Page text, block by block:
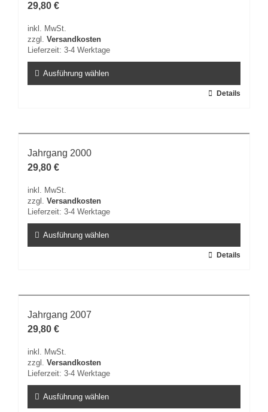
29,80 €
inkl. MwSt.
zzgl. Versandkosten
Lieferzeit: 3-4 Werktage
Ausführung wählen
mehrere
auf.
Die
können
auf
Produktseite
gewählt
Details
Jahrgang 2000
29,80 €
inkl. MwSt.
zzgl. Versandkosten
Lieferzeit: 3-4 Werktage
Ausführung wählen
mehrere
auf.
Die
können
auf
Produktseite
gewählt
Details
Jahrgang 2007
29,80 €
inkl. MwSt.
zzgl. Versandkosten
Lieferzeit: 3-4 Werktage
Ausführung wählen